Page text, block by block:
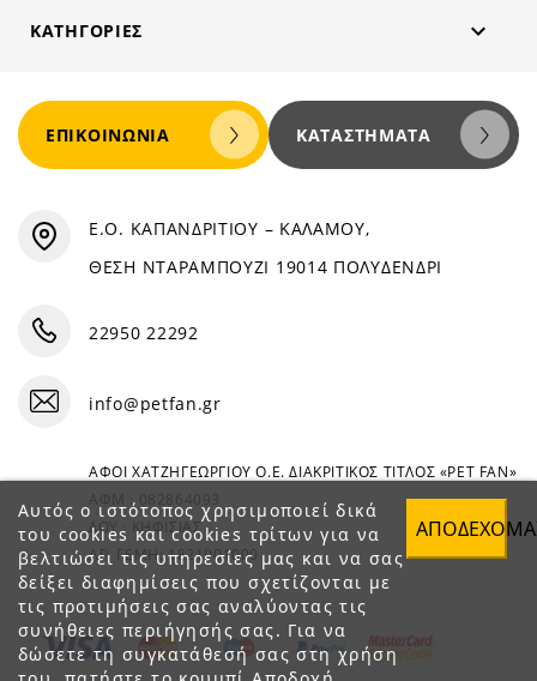
ΚΑΤΗΓΟΡΊΕΣ 
Αυτός ο ιστότοπος χρησιμοποιεί δικά
του cookies και cookies τρίτων για να
βελτιώσει τις υπηρεσίες μας και να σας
δείξει διαφημίσεις που σχετίζονται με
τις προτιμήσεις σας αναλύοντας τις
συνήθειες περιήγησής σας. Για να
δώσετε τη συγκατάθεσή σας στη χρήση
ΕΠΙΚΟΙΝΩΝΊΑ ΚΑΤΑΣΤΉΜΑΤΑ
Ε.Ο. ΚΑΠΑΝΔΡΙΤΙΟΥ – ΚΑΛΑΜΟΥ,
ΘΕΣΗ ΝΤΑΡΑΜΠΟΥΖΙ 19014 ΠΟΛΥΔΕΝΔΡΙ
22950 22292
info@petfan.gr
ΑΦΟΙ ΧΑΤΖΗΓΕΩΡΓΙΟΥ Ο.Ε. ΔΙΑΚΡΙΤΙΚΟΣ ΤΙΤΛΟΣ «PET FAN»
ΑΦΜ : 082864093
ΔΟΥ : ΚΗΦΙΣΙΑΣ
ΑΡ. ΓΕΜΗ: 1821901000